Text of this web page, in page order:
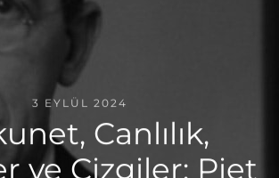
3 EYLÜL 2024
Canlılık,
ve Çizgiler: Piet